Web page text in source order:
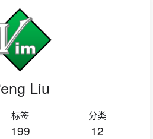
Liu
标签
199
分类
12